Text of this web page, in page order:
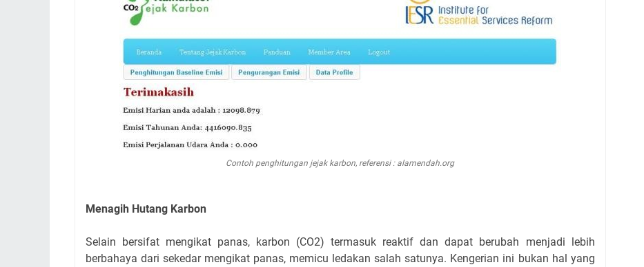
Contoh penghitungan jejak karbon, referensi : alamendah.org
Menagih Hutang Karbon
Selain bersifat mengikat panas, karbon (CO2) termasuk reaktif dan dapat berubah menjadi lebih
berbahaya dari sekedar mengikat panas, memicu ledakan salah satunya. Kengerian ini bukan hal yang